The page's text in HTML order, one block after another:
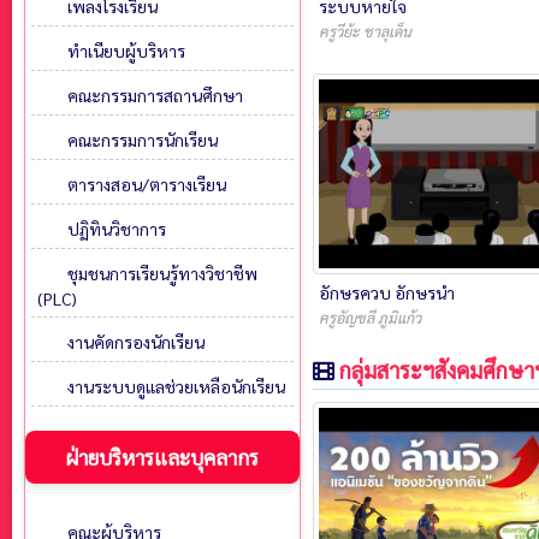
เพลงโรงเรียน
ทำเนียบผู้บริหาร
คณะกรรมการสถานศึกษา
คณะกรรมการนักเรียน
ตารางสอน/ตารางเรียน
ปฏิทินวิชาการ
ชุมชนการเรียนรู้ทางวิชาชีพ
(PLC)
งานคัดกรองนักเรียน
งานระบบดูแลช่วยเหลือนักเรียน
ฝ่ายบริหารและบุคลากร
คณะผู้บริหาร
ระบบหายใจ
ครูวีย้ะ ชาลุเด็น
อักษรควบ อักษรนำ
ครูอัญชลี ภูมิแก้ว
กลุ่มสาระฯสังคมศึกษา